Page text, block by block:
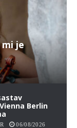
mi je
Berlin
06/08/2026